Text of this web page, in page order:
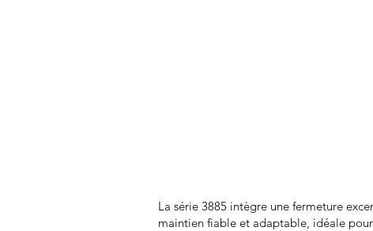
La série 3885 intègre une fermeture
maintien fiable et adaptable, idéale